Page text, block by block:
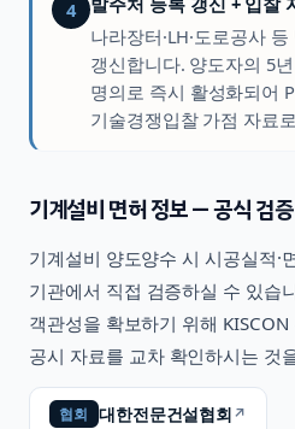
4
나라장터·LH·도로공사
갱신합니다. 양도자의 5
명의로 즉시 활성화되어
기술경쟁입찰 가점 자료
기계설비면허 정보 — 공식 검
기계설비 양도양수 시 시공실적·
기관에서 직접 검증하실 수 있습
객관성을 확보하기 위해
공시 자료를 교차 확인하시는 것
협회 대한전문건설협회↗